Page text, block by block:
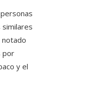
por
y el